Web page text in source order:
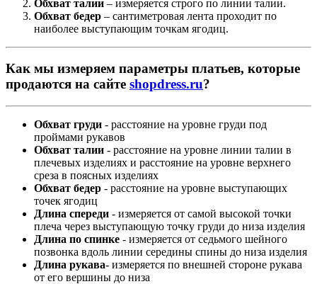
Обхват талии – измеряется строго по линии талии.
Обхват бедер – сантиметровая лента проходит по
наиболее выступающим точкам ягодиц.
Как мы измеряем параметры платьев, которые
продаются на сайте shopdress.ru?
Обхват груди - расстояние на уровне груди под
проймами рукавов
Обхват талии - расстояние на уровне линии талии в
плечевых изделиях и расстояние на уровне верхнего
среза в поясных изделиях
Обхват бедер - расстояние на уровне выступающих
точек ягодиц
Длина спереди - измеряется от самой высокой точки
плеча через выступающую точку груди до низа изделия
Длина по спинке - измеряется от седьмого шейного
позвонка вдоль линии середины спины до низа изделия
Длина рукава- измеряется по внешней стороне рукава
от его вершины до низа